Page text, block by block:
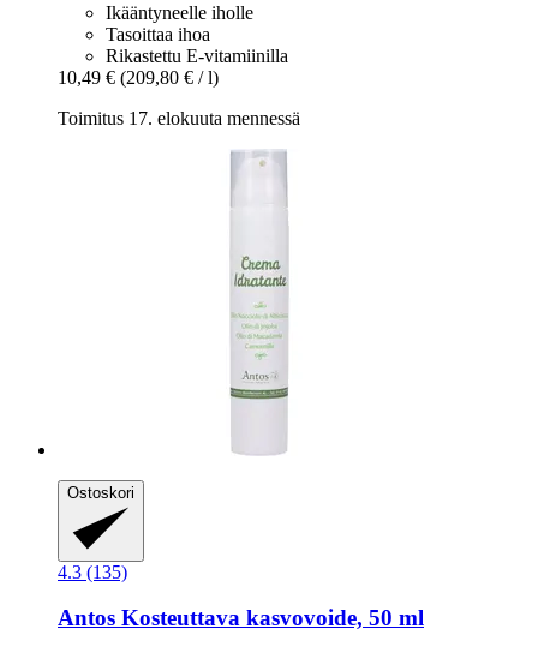
Ikääntyneelle iholle
Tasoittaa ihoa
Rikastettu E-vitamiinilla
10,49 € (209,80 € / l)
Toimitus 17. elokuuta mennessä
Ostoskori
4.3 (135)
Antos Kosteuttava kasvovoide, 50 ml